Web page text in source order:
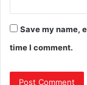
Save my name,
time I comment.